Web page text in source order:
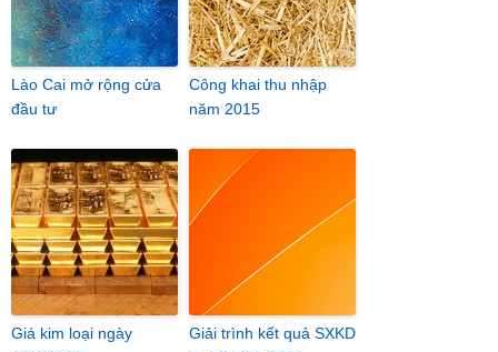
Lào Cai mở rộng cửa
đầu tư
Công khai thu nhập
năm 2015
Giá kim loại ngày
Giải trình kết quả SXKD